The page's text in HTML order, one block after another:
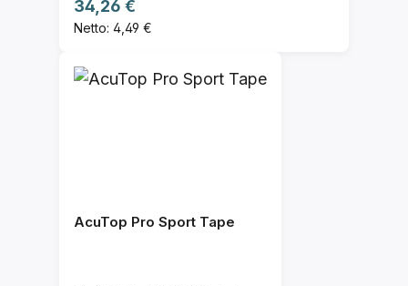
Regulärer Preis:
34,26 €
Netto: 4,49 €
AcuTop Pro Sport Tape